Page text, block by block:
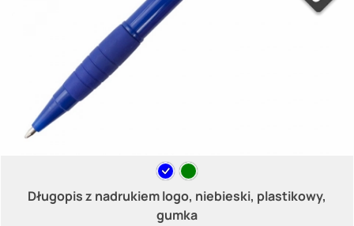
Długopis z nadrukiem logo, niebieski, plastikowy,
gumka